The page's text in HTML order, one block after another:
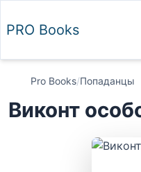
PRO Books
Pro Books/Попаданцы
Виконт